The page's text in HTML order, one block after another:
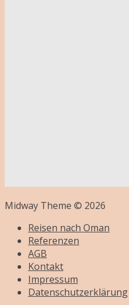
Midway Theme © 2026
Reisen nach Oman
Referenzen
AGB
Kontakt
Impressum
Datenschutzerklärung